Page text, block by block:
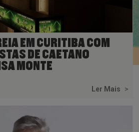
EM CURITIBA COM
DE CAETANO
MONTE
Ler Mais >